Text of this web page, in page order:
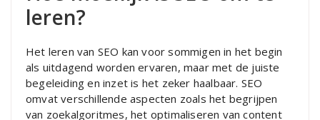
leren?
Het leren van SEO kan voor sommigen in het begin
als uitdagend worden ervaren, maar met de juiste
begeleiding en inzet is het zeker haalbaar. SEO
omvat verschillende aspecten zoals het begrijpen
van zoekalgoritmes, het optimaliseren van content